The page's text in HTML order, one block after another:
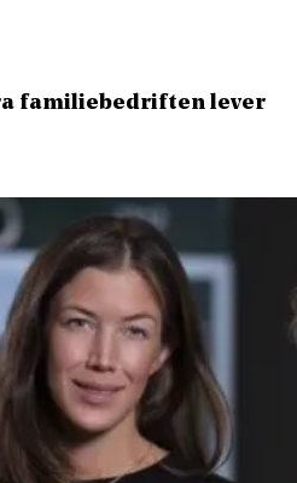
familiebedriften lever